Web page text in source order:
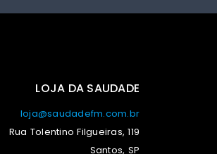
LOJA DA SAUDADE
loja@saudadefm.com.br
Rua Tolentino Filgueiras, 119
Santos, SP